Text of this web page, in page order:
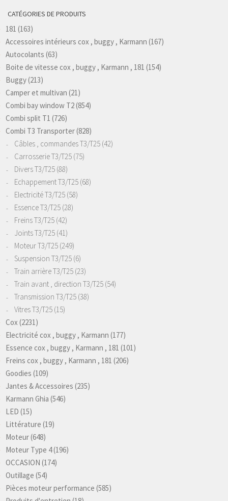
CATÉGORIES DE PRODUITS
181 (163)
Accessoires intérieurs cox , buggy , Karmann (167)
Autocolants (63)
Boite de vitesse cox , buggy , Karmann , 181 (154)
Buggy(213)
Camper et multivan (21)
Combi bay window T2(854)
Combi split T1 (726)
Combi T3 Transporter(828)
Câbles , commandes T3/T25 (42)
Carrosserie T3/T25 (75)
Divers T3/T25 (88)
Echappement T3/T25 (68)
Electricité T3/T25 (58)
Essence T3/T25 (28)
Freins T3/T25 (42)
Joints T3/T25 (41)
Moteur T3/T25 (249)
Suspension T3/T25 (6)
Train arrière T3/T25 (23)
Train avant , direction T3/T25 (54)
Transmission T3/T25 (38)
Vitres T3/T25 (15)
Cox(2231)
Electricité cox , buggy , Karmann (177)
Essence cox , buggy , Karmann , 181 (101)
Freins cox , buggy , Karmann , 181 (206)
Goodies (109)
Jantes & Accessoires (235)
Karmann Ghia (546)
LED (15)
Littérature (19)
Moteur(648)
Moteur Type 4(196)
OCCASION (174)
Outillage (54)
Pièces moteur performance (585)